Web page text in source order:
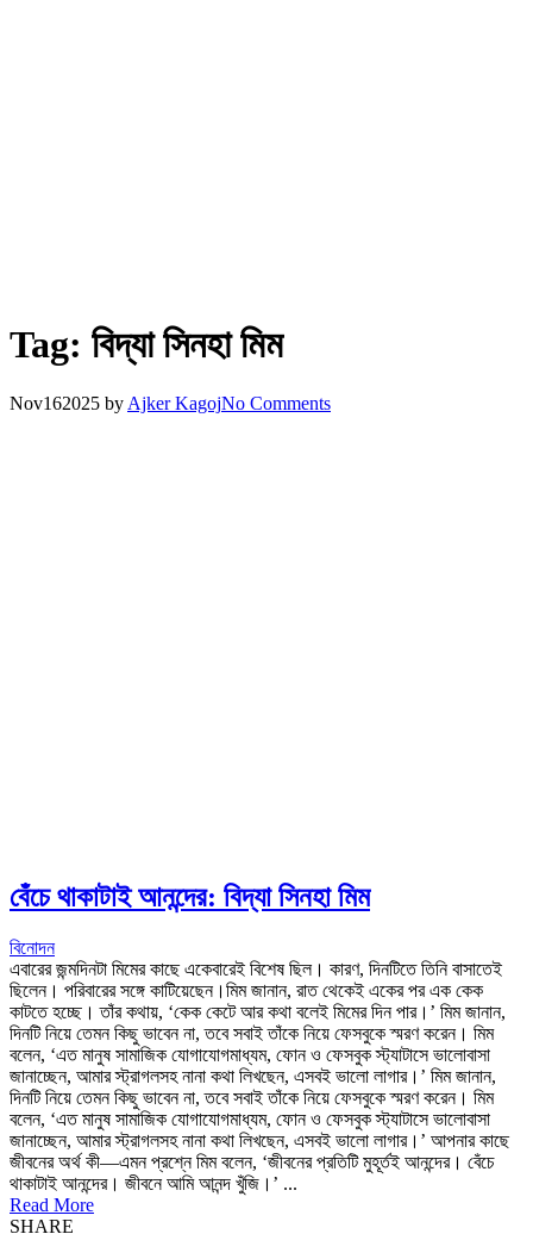
Tag: বিদ্যা সিনহা মিম
Nov162025 by Ajker KagojNo Comments
বেঁচে থাকাটাই আনন্দের: বিদ্যা সিনহা মিম
বিনোদন
এবারের জন্মদিনটা মিমের কাছে একেবারেই বিশেষ ছিল। কারণ, দিনটিতে তিনি বাসাতেই
ছিলেন। পরিবারের সঙ্গে কাটিয়েছেন।মিম জানান, রাত থেকেই একের পর এক কেক
কাটতে হচ্ছে। তাঁর কথায়, ‘কেক কেটে আর কথা বলেই মিমের দিন পার।’ মিম জানান,
দিনটি নিয়ে তেমন কিছু ভাবেন না, তবে সবাই তাঁকে নিয়ে ফেসবুকে স্মরণ করেন। মিম
বলেন, ‘এত মানুষ সামাজিক যোগাযোগমাধ্যম, ফোন ও ফেসবুক স্ট্যাটাসে ভালোবাসা
জানাচ্ছেন, আমার স্ট্রাগলসহ নানা কথা লিখছেন, এসবই ভালো লাগার।’ মিম জানান,
দিনটি নিয়ে তেমন কিছু ভাবেন না, তবে সবাই তাঁকে নিয়ে ফেসবুকে স্মরণ করেন। মিম
বলেন, ‘এত মানুষ সামাজিক যোগাযোগমাধ্যম, ফোন ও ফেসবুক স্ট্যাটাসে ভালোবাসা
জানাচ্ছেন, আমার স্ট্রাগলসহ নানা কথা লিখছেন, এসবই ভালো লাগার।’ আপনার কাছে
জীবনের অর্থ কী—এমন প্রশ্নে মিম বলেন, ‘জীবনের প্রতিটি মুহূর্তই আনন্দের। বেঁচে
থাকাটাই আনন্দের। জীবনে আমি আনন্দ খুঁজি।’ ...
Read More
SHARE